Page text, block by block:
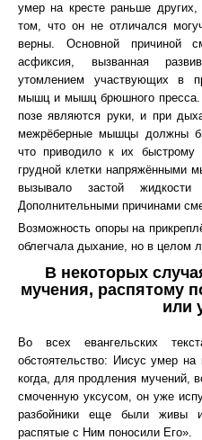
умер на кресте раньше
том, что он не отличался
верны. Основной причиной
асфиксия, вызванная
утомлением участвующих в
мышц и мышц брюшного пресса.
позе являются руки, и при
межрёберные мышцы должны
что приводило к их быстрому
грудной клетки напряжёнными
вызывало застой
Дополнительными причинами
Возможность опоры на
облегчала дыхание, но в целом
В некоторых
мучения, распятому
или
Во всех евангельских
обстоятельство: Иисус умер на
когда, для продления мучений,
смоченную уксусом, он уже
разбойники еще были живы
распятые с Ним поносили Его».